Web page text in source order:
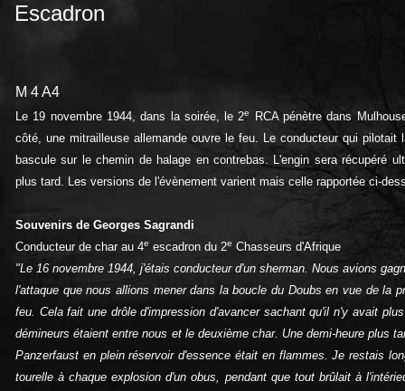
Escadron
M 4 A4
Le 19 novembre 1944, dans la soirée, le 2e
RCA pénètre dans
côté, une mitrailleuse allemande ouvre le feu. Le conducteur qui
bascule sur le chemin de halage en contrebas. L'engin sera récupéré
plus tard. Les versions de l'évènement varient mais celle rapportée ci-
Souvenirs de Georges Sagrandi
Conducteur de char au 4e escadron du 2e Chasseurs d'Afrique
"Le 16 novembre 1944, j'étais conducteur d'un sherman. Nous avions
l'attaque que nous allions mener dans la boucle du Doubs en vue de la
feu. Cela fait une drôle d'impression d'avancer sachant qu'il n'y avait
démineurs étaient entre nous et le deuxième char. Une demi-heure plus
Panzerfaust en plein réservoir d'essence était en flammes. Je restais
tourelle à chaque explosion d'un obus, pendant que tout brûlait à